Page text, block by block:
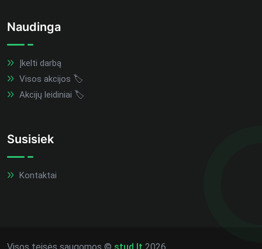
Naudinga
Įkelti darbą
Visos akcijos 🏷️
Akcijų leidiniai 🏷️
Susisiek
Kontaktai
Visos teisės saugomos © stud.lt 2026